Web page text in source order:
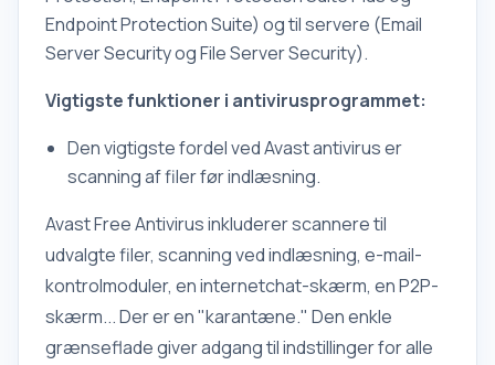
Endpoint Protection Suite) og til servere (Email
Server Security og File Server Security).
Vigtigste funktioner i antivirusprogrammet:
Den vigtigste fordel ved Avast antivirus er
scanning af filer før indlæsning.
Avast Free Antivirus inkluderer scannere til
udvalgte filer, scanning ved indlæsning, e-mail-
kontrolmoduler, en internetchat-skærm, en P2P-
skærm... Der er en "karantæne." Den enkle
grænseflade giver adgang til indstillinger for alle